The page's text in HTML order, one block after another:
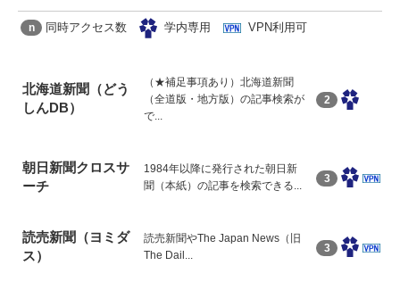
n 同時アクセス数 学内専用 VPN利用可
北海道新聞（どう
しんDB）
（★補足事項あり）北海道新聞
（全道版・地方版）の記事検索が
で...
2
朝日新聞クロスサ
ーチ
1984年以降に発行された朝日新
聞（本紙）の記事を検索できる...
3
読売新聞（ヨミダ
ス）
読売新聞やThe Japan News（旧
The Dail...
3